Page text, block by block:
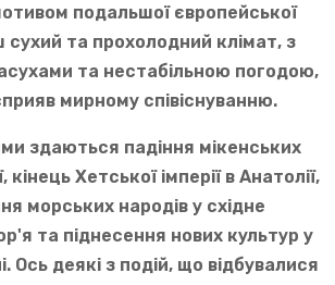
подальшої європейської
сухий та прохолодний клімат, з
та нестабільною погодою,
мирному співіснуванню.
здаються падіння мікенських
кінець Хетської імперії в Анатолії,
морських народів у східне
та піднесення нових культур у
Ось деякі з подій, що відбувалися